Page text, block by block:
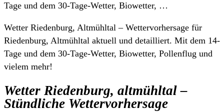
Tage und dem 30-Tage-Wetter, Biowetter, …
Wetter Riedenburg, Altmühltal – Wettervorhersage für
Riedenburg, Altmühltal aktuell und detailliert. Mit dem 14-
Tage und dem 30-Tage-Wetter, Biowetter, Pollenflug und
vielem mehr!
Wetter Riedenburg, altmühltal –
Stündliche Wettervorhersage